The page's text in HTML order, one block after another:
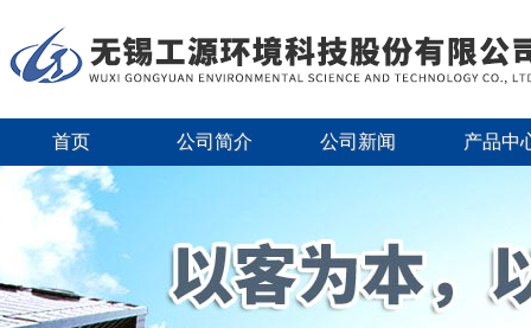
首页 公司简介 公司新闻 产品中